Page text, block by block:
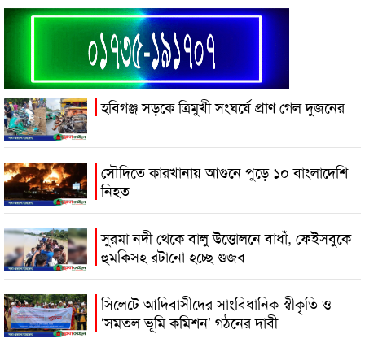
হবিগঞ্জ সড়কে ত্রিমুখী সংঘর্ষে প্রাণ গেল দুজনের
সৌদিতে কারখানায় আগুনে পুড়ে ১০ বাংলাদেশি
নিহত
সুরমা নদী থেকে বালু উত্তোলনে বাধাঁ, ফেইসবুকে
হুমকিসহ রটানো হচ্ছে গুজব
সিলেটে আদিবাসীদের সাংবিধানিক স্বীকৃতি ও
‘সমতল ভূমি কমিশন’ গঠনের দাবী